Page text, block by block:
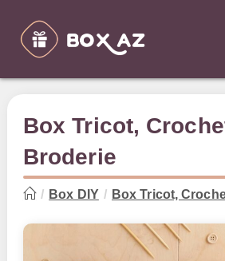
content
Box Tricot,
Broderie
/ Box DIY / Box Tricot,